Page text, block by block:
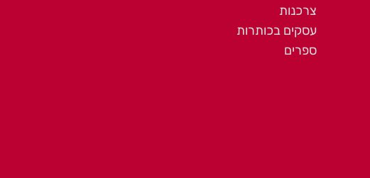
צרכנות
עסקים בכותרות
ספרים